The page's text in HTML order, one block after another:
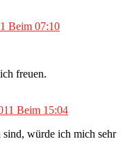
Beim 07:10
freuen.
Beim 15:04
würde ich mich sehr